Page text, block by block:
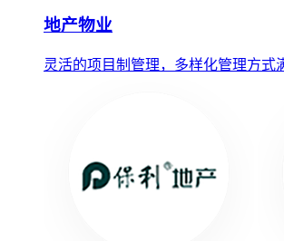
地产物业
灵活的项目制管理，多样化管理方式